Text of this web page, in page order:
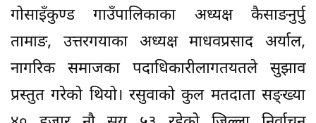
गोसाइँकुण्ड गाउँपालिकाका अध्यक्ष कैसाङनुर्पु
तामाङ, उत्तरगयाका अध्यक्ष माधवप्रसाद अर्याल,
नागरिक समाजका पदाधिकारीलागतयतले सुझाव
प्रस्तुत गरेको थियो। रसुवाको कुल मतदाता सङ्ख्या